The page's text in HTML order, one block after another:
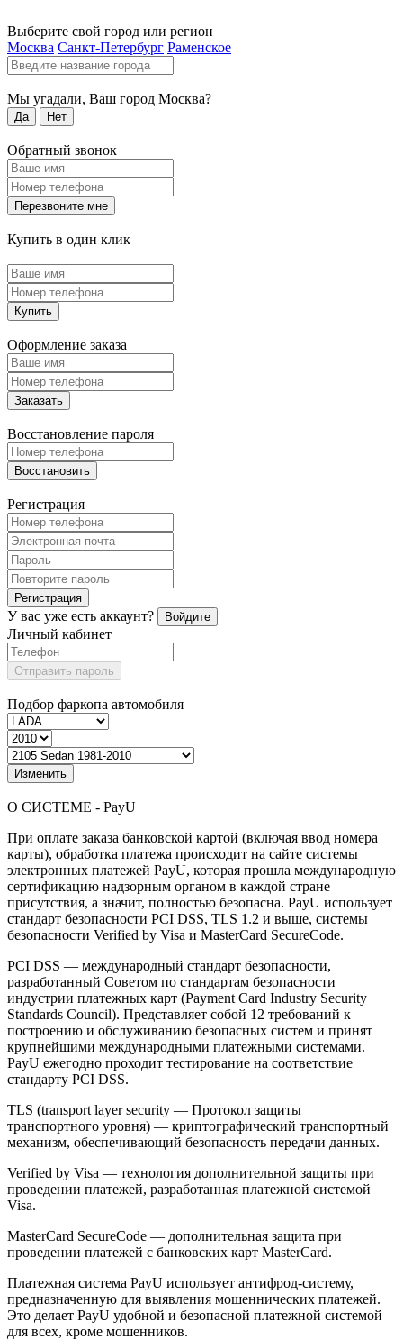
Выберите свой город или регион
Москва Санкт-Петербург Раменское
Мы угадали, Ваш город Москва?
Да Нет
Обратный звонок
Перезвоните мне
Купить в один клик
Купить
Оформление заказа
Заказать
Восстановление пароля
Восстановить
Регистрация
Регистрация
У вас уже есть аккаунт? Войдите
Личный кабинет
Отправить пароль
Подбор фаркопа автомобиля
Изменить
О СИСТЕМЕ - PayU
При оплате заказа банковской картой (включая ввод номера
карты), обработка платежа происходит на сайте системы
электронных платежей PayU, которая прошла международную
сертификацию надзорным органом в каждой стране
присутствия, а значит, полностью безопасна. PayU использует
стандарт безопасности PCI DSS, TLS 1.2 и выше, системы
безопасности Verified by Visa и MasterCard SecureCode.
PCI DSS — международный стандарт безопасности,
разработанный Советом по стандартам безопасности
индустрии платежных карт (Payment Card Industry Security
Standards Council). Представляет собой 12 требований к
построению и обслуживанию безопасных систем и принят
крупнейшими международными платежными системами.
PayU ежегодно проходит тестирование на соответствие
стандарту PCI DSS.
TLS (transport layer security — Протокол защиты
транспортного уровня) — криптографический транспортный
механизм, обеспечивающий безопасность передачи данных.
Verified by Visa — технология дополнительной защиты при
проведении платежей, разработанная платежной системой
Visa.
MasterCard SecureCode — дополнительная защита при
проведении платежей с банковских карт MasterCard.
Платежная система PayU использует антифрод-систему,
предназначенную для выявления мошеннических платежей.
Это делает PayU удобной и безопасной платежной системой
для всех, кроме мошенников.